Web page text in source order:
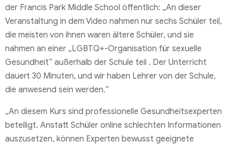
der Francis Park Middle School öffentlich: „An dieser
Veranstaltung in dem Video nahmen nur sechs Schüler teil,
die meisten von ihnen waren ältere Schüler, und sie
nahmen an einer „LGBTQ+-Organisation für sexuelle
Gesundheit“ außerhalb der Schule teil . Der Unterricht
dauert 30 Minuten, und wir haben Lehrer von der Schule,
die anwesend sein werden.“
„An diesem Kurs sind professionelle Gesundheitsexperten
beteiligt. Anstatt Schüler online schlechten Informationen
auszusetzen, können Experten bewusst geeignete